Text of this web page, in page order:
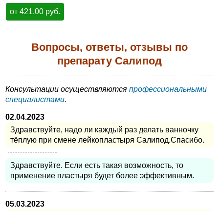
от 421.00 руб.
Вопросы, ответы, отзывы по
препарату Салипод
Консультации осуществляются профессиональными
специалистами.
02.04.2023
Здравствуйте, надо ли каждый раз делать ванночку
тёплую при смене лейкопластыря Салипод.Спасибо.
Здравствуйте. Если есть такая возможность, то
применение пластыря будет более эффективным.
05.03.2023